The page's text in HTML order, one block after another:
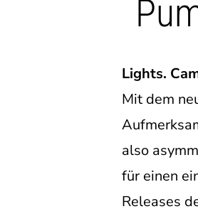
Lights.
Mit dem
also
für einen
Releases